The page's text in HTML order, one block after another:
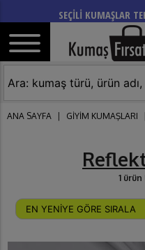
SEÇİLİ KUMAŞLAR
ANA SAYFA GİYİM KUMAŞLARI
1